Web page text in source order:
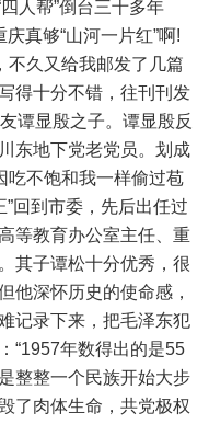
人帮”倒台三十多年
真够“山河一片红”啊!
不久又给我邮发了几篇
得十分不错，往刊刊发
谭显殷之子。谭显殷反
东地下党老党员。划成
吃不饱和我一样偷过苞
回到市委，先后出任过
等教育办公室主任、重
其子谭松十分优秀，很
他深怀历史的使命感，
记录下来，把毛泽东犯
“1957年数得出的是55
整整一个民族开始大步
了肉体生命，共党极权